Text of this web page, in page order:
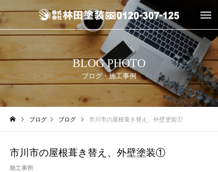
BLOG PHOTO
ブログ・施工事例
ブログ ブログ 市川市の屋根葺き替え、外壁塗装①
市川市の屋根葺き替え、外壁塗装①
施工事例